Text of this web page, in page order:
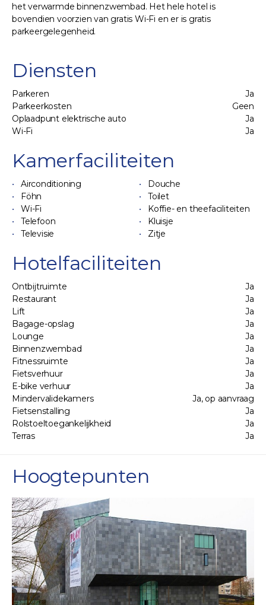
het verwarmde binnenzwembad. Het hele hotel is
bovendien voorzien van gratis Wi-Fi en er is gratis
parkeergelegenheid.
Diensten
Parkeren
Ja
Parkeerkosten
Geen
Oplaadpunt elektrische auto
Ja
Wi-Fi
Ja
Kamerfaciliteiten
Airconditioning
Douche
Föhn
Toilet
Wi-Fi
Koffie- en theefaciliteiten
Telefoon
Kluisje
Televisie
Zitje
Hotelfaciliteiten
Ontbijtruimte
Ja
Restaurant
Ja
Lift
Ja
Bagage-opslag
Ja
Lounge
Ja
Binnenzwembad
Ja
Fitnessruimte
Ja
Fietsverhuur
Ja
E-bike verhuur
Ja
Mindervalidekamers
Ja, op aanvraag
Fietsenstalling
Ja
Rolstoeltoegankelijkheid
Ja
Terras
Ja
Hoogtepunten